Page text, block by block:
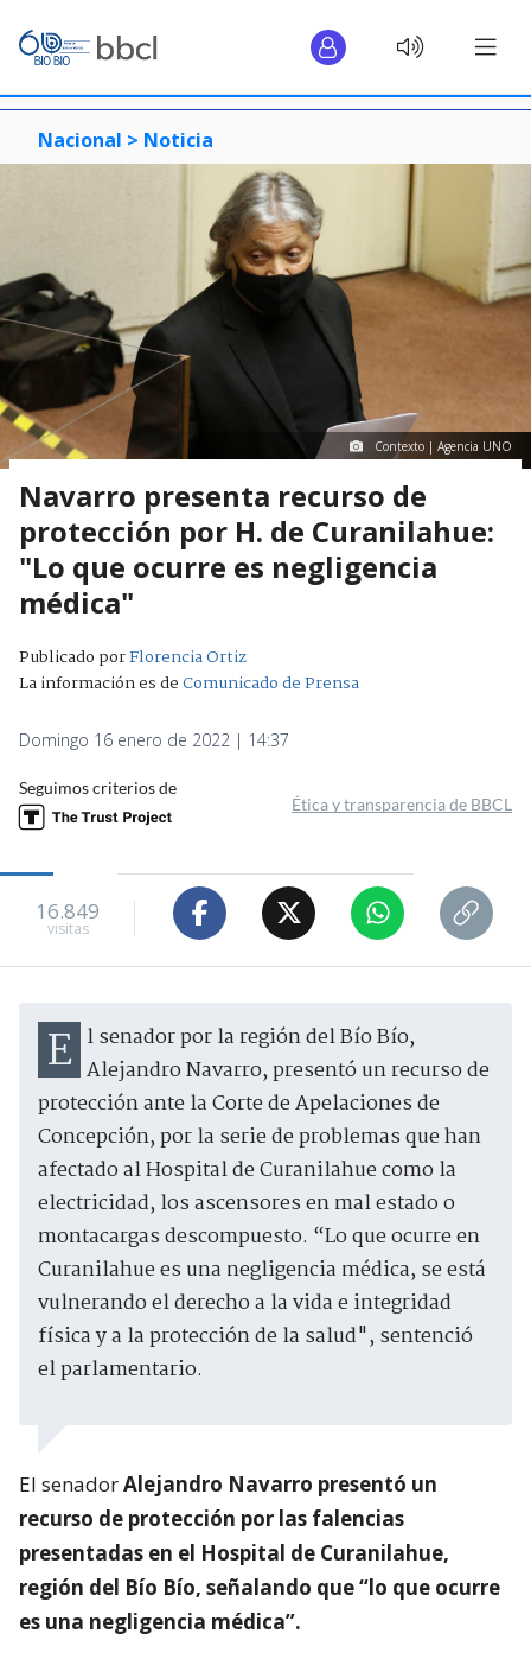
Nacional > Noticia
Contexto | Agencia UNO
Navarro presenta recurso de
protección por H. de Curanilahue:
"Lo que ocurre es negligencia
médica"
Publicado porFlorencia Ortiz
La información es deComunicado de Prensa
Domingo 16 enero de 2022 | 14:37
Seguimos criterios de
Ética y transparencia de BBCL
16.849
visitas
El senador por la región del Bío Bío, Alejandro Navarro, presentó un recurso de
protección ante la Corte de Apelaciones de
Concepción, por la serie de problemas que han
afectado al Hospital de Curanilahue como la
electricidad, los ascensores en mal estado o
montacargas descompuesto. “Lo que ocurre en
Curanilahue es una negligencia médica, se está
vulnerando el derecho a la vida e integridad
física y a la protección de la salud", sentenció
el parlamentario.
El senadorAlejandro Navarro presentó un
recurso de protección por las falencias
presentadas en el Hospital de Curanilahue,
región del Bío Bío, señalando que “lo que ocurre
es una negligencia médica”.